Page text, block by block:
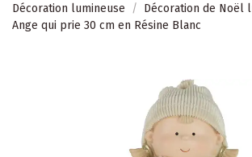
Décoration lumineuse
Décoration de Noël
Ange qui prie 30 cm en Résine Blanc